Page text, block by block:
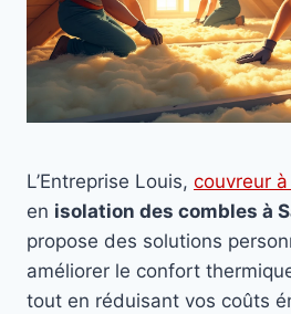
L’Entreprise Louis, couvreur
en isolation des combles à
propose des solutions
améliorer le confort
tout en réduisant vos coûts